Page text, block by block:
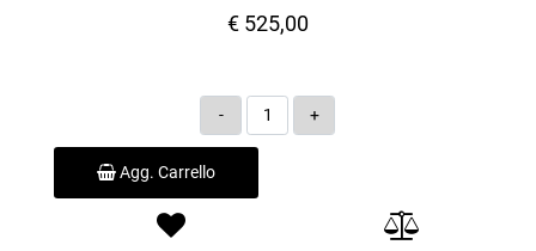
€ 525,00
Quantità
Agg. Carrello